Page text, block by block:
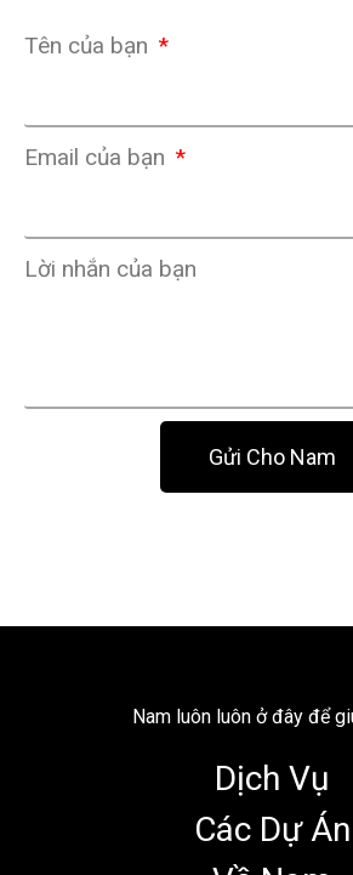
Tên của bạn
Email của bạn
Lời nhắn của bạn
Gửi Cho Nam
Nam luôn luôn ở đây để
Dịch Vụ
Các Dự Án